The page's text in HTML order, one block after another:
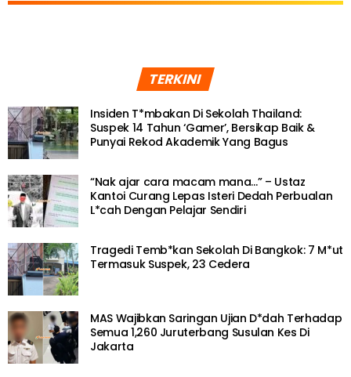
TERKINI
Insiden T*mbakan Di Sekolah Thailand:
Suspek 14 Tahun ‘Gamer’, Bersikap Baik &
Punyai Rekod Akademik Yang Bagus
“Nak ajar cara macam mana…” – Ustaz
Kantoi Curang Lepas Isteri Dedah Perbualan
L*cah Dengan Pelajar Sendiri
Tragedi Temb*kan Sekolah Di Bangkok: 7 M*ut
Termasuk Suspek, 23 Cedera
MAS Wajibkan Saringan Ujian D*dah Terhadap
Semua 1,260 Juruterbang Susulan Kes Di
Jakarta